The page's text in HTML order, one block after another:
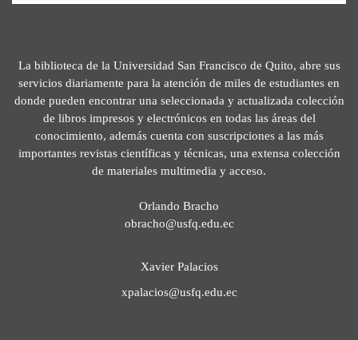
La biblioteca de la Universidad San Francisco de Quito, abre sus
servicios diariamente para la atención de miles de estudiantes en
donde pueden encontrar una seleccionada y actualizada colección
de libros impresos y electrónicos en todas las áreas del
conocimiento, además cuenta con suscripciones a las más
importantes revistas científicas y técnicas, una extensa colección
de materiales multimedia y acceso.
Orlando Bracho
obracho@usfq.edu.ec
Xavier Palacios
xpalacios@usfq.edu.ec